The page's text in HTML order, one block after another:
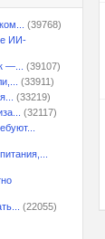
(39768)
ИИ-
—...
(39107)
(33911)
(33219)
(32117)
(22055)